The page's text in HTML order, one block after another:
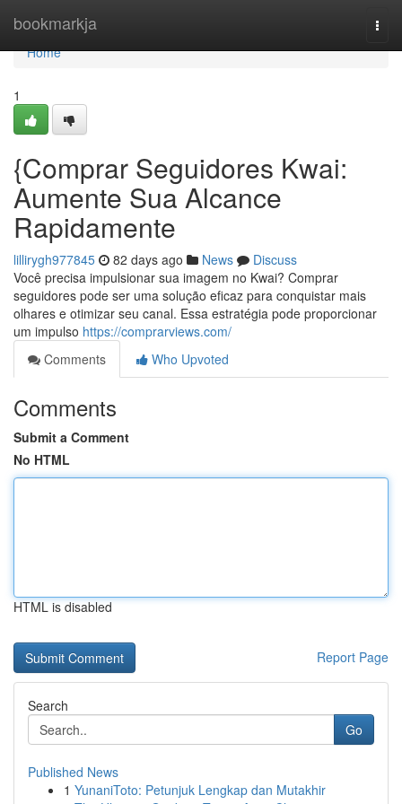
bookmarkja
Home
Home
1
{Comprar Seguidores Kwai:
Aumente Sua Alcance
Rapidamente
lillirygh977845 82 days ago News
Discuss
Você precisa impulsionar sua imagem no Kwai? Comprar
seguidores pode ser uma solução eficaz para conquistar mais
olhares e otimizar seu canal. Essa estratégia pode proporcionar
um impulso https://comprarviews.com/
Comments
Who Upvoted
Comments
Submit a Comment
No HTML
HTML is disabled
Report Page
Search
Go
Published News
1 YunaniToto: Petunjuk Lengkap dan Mutakhir